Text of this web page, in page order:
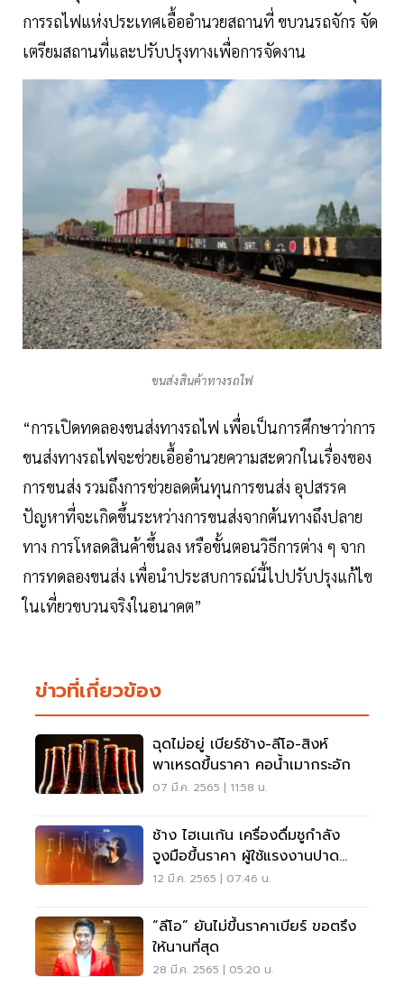
การรถไฟแห่งประเทศเอื้ออำนวยสถานที่ ขบวนรถจักร จัด
เตรียมสถานที่และปรับปรุงทางเพื่อการจัดงาน
ขนส่งสินค้าทางรถไฟ
“การเปิดทดลองขนส่งทางรถไฟ เพื่อเป็นการศึกษาว่าการ
ขนส่งทางรถไฟจะช่วยเอื้ออำนวยความสะดวกในเรื่องของ
การขนส่ง รวมถึงการช่วยลดต้นทุนการขนส่ง อุปสรรค
ปัญหาที่จะเกิดขึ้นระหว่างการขนส่งจากต้นทางถึงปลาย
ทาง การโหลดสินค้าขึ้นลง หรือขั้นตอนวิธีการต่าง ๆ จาก
การทดลองขนส่ง เพื่อนำประสบการณ์นี้ไปปรับปรุงแก้ไข
ในเที่ยวขบวนจริงในอนาคต”
ข่าวที่เกี่ยวข้อง
ฉุดไม่อยู่ เบียร์ช้าง-ลีโอ-สิงห์
พาเหรดขึ้นราคา คอน้ำเมากระอัก
07 มี.ค. 2565 | 11:58 น.
ช้าง ไฮเนเก้น เครื่องดื่มชูกำลัง
จูงมือขึ้นราคา ผู้ใช้แรงงานปาด
เหงื่อ
12 มี.ค. 2565 | 07:46 น.
“ลีโอ” ยันไม่ขึ้นราคาเบียร์ ขอตรึง
ให้นานที่สุด
28 มี.ค. 2565 | 05:20 น.